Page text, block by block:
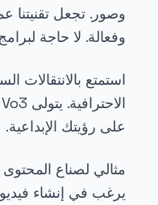
وصور. تجعل تقنيتنا
وفعالة. لا حاجة
استمتع بالانتقالات
على رؤيتك الإبداعية.
مثالي لصناع